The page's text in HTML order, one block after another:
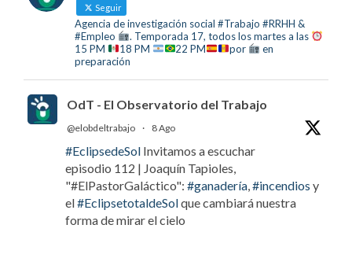
Seguir
Agencia de investigación social #Trabajo #RRHH &
#Empleo
. Temporada 17, todos los martes a las
15 PM
18 PM 22 PM por
en
preparación
OdT - El Observatorio del Trabajo
@elobdeltrabajo · 8 Ago
#EclipsedeSol Invitamos a escuchar
episodio 112 | Joaquín Tapioles,
"#ElPastorGaláctico": #ganadería #incendios y
el#EclipsetotaldeSolque cambiará nuestra
forma de mirar el cielo